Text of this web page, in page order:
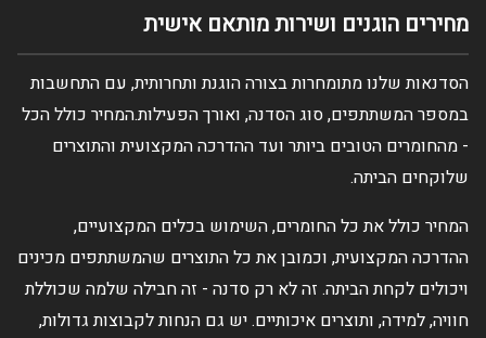
מחירים הוגנים ושירות מותאם אישית
הסדנאות שלנו מתומחרות בצורה הוגנת ותחרותית, עם התחשבות
במספר המשתתפים, סוג הסדנה, ואורך הפעילות.המחיר כולל הכל
- מהחומרים הטובים ביותר ועד ההדרכה המקצועית והתוצרים
שלוקחים הביתה.
המחיר כולל את כל החומרים, השימוש בכלים המקצועיים,
ההדרכה המקצועית, וכמובן את כל התוצרים שהמשתתפים מכינים
ויכולים לקחת הביתה. זה לא רק סדנה - זה חבילה שלמה שכוללת
חוויה, למידה, ותוצרים איכותיים. יש גם הנחות לקבוצות גדולות,